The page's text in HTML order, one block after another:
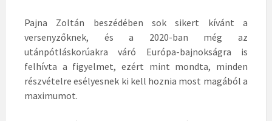
Pajna Zoltán beszédében sok sikert kívánt a
versenyzőknek, és a 2020-ban még az
utánpótláskorúakra váró Európa-bajnokságra is
felhívta a figyelmet, ezért mint mondta, minden
részvételre esélyesnek ki kell hoznia most magából a
maximumot.